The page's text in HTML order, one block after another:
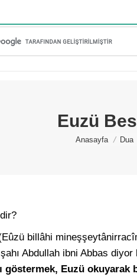
Euzü
You are here:
Anasayfa Dua
billâhi
Abdullah ibni Abbas
göstermek, Euzü